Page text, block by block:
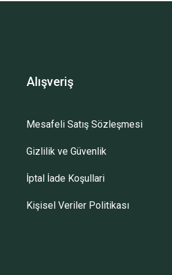
Alışveriş
Mesafeli Satış Sözleşmesi
Gizlilik ve Güvenlik
İptal İade Koşullari
Kişisel Veriler Politikası